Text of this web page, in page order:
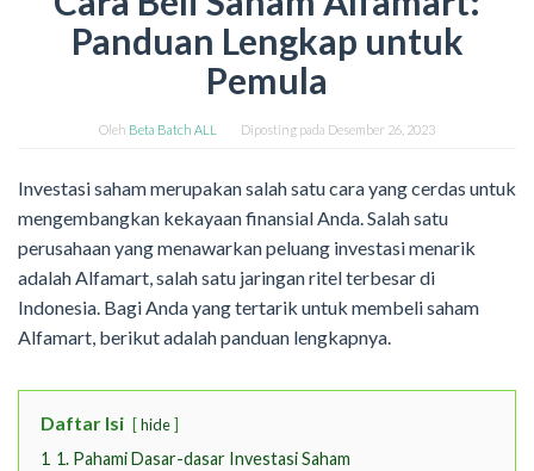
Panduan Lengkap untuk
Pemula
Oleh Beta Batch ALL Diposting pada Desember 26, 2023
Investasi saham merupakan salah satu cara yang cerdas untuk
mengembangkan kekayaan finansial Anda. Salah satu
perusahaan yang menawarkan peluang investasi menarik
adalah Alfamart, salah satu jaringan ritel terbesar di
Indonesia. Bagi Anda yang tertarik untuk membeli saham
Alfamart, berikut adalah panduan lengkapnya.
Daftar Isi hide
1 1. Pahami Dasar-dasar Investasi Saham